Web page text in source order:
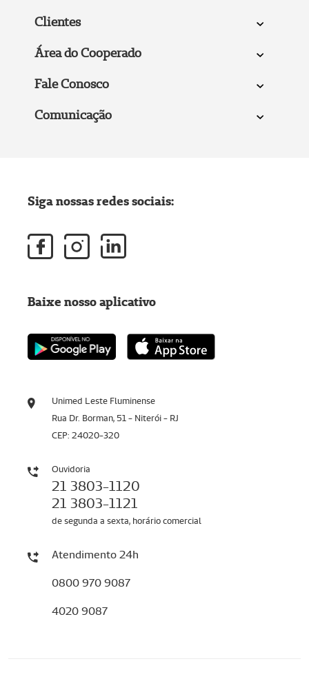
Clientes
Área do Cooperado
Fale Conosco
Comunicação
Unimed Leste Fluminense
Rua Dr. Borman, 51 - Niterói - RJ
CEP: 24020-320
Ouvidoria
21 3803-1120
21 3803-1121
de segunda a sexta, horário comercial
Atendimento 24h
0800 970 9087
4020 9087
Siga nossas redes sociais:
Baixe nosso aplicativo